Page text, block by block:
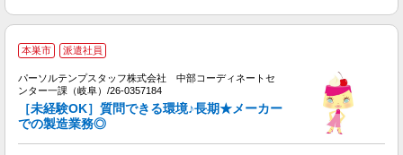
本巣市 派遣社員
パーソルテンプスタッフ株式会社 中部コーディネートセ
ンター一課（岐阜）/26-0357184
［未経験OK］質問できる環境♪長期★メーカー
での製造業務◎